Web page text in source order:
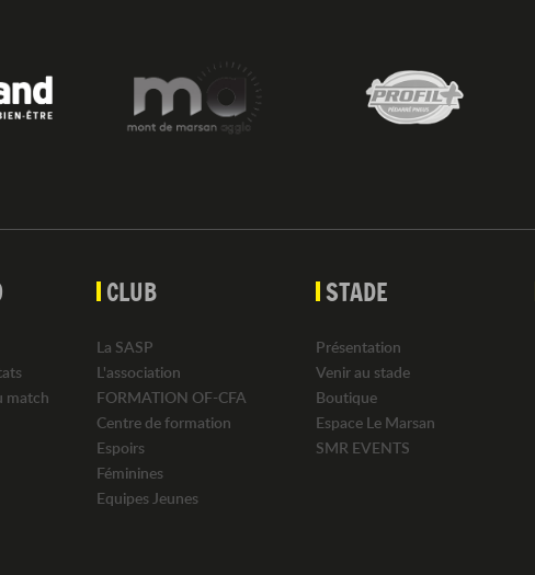
match
CLUB
La SASP
L'association
FORMATION OF-CFA
Centre de formation
Espoirs
Féminines
Equipes Jeunes
STADE
Présentation
Venir au stade
Boutique
Espace Le Marsan
SMR EVENTS